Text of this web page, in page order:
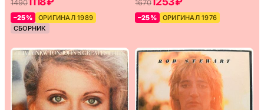
1490
–25%
ОРИГИНАЛ 1989
СБОРНИК
1670
–25% ОРИГИНАЛ 1976